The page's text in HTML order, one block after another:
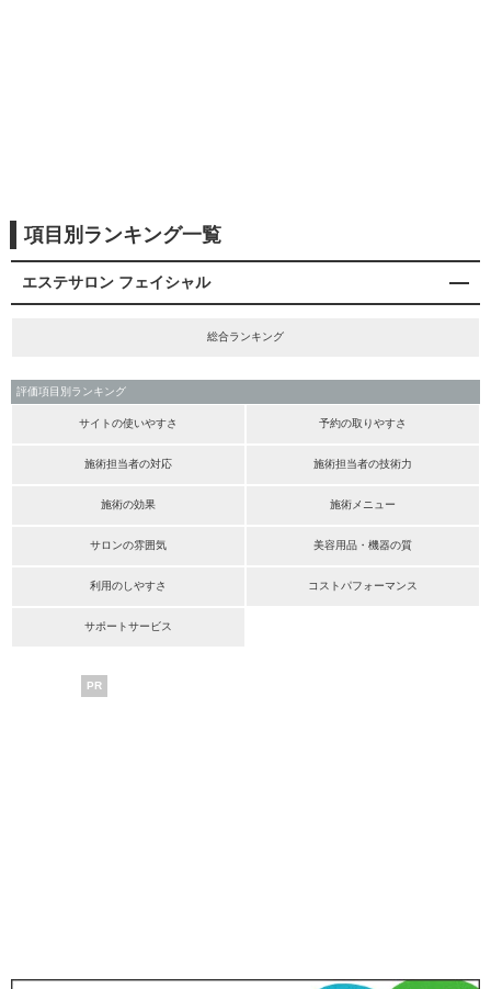
項目別ランキング一覧
エステサロン フェイシャル
総合ランキング
評価項目別ランキング
サイトの使いやすさ 予約の取りやすさ
施術担当者の対応 施術担当者の技術力
施術の効果 施術メニュー
サロンの雰囲気 美容用品・機器の質
利用のしやすさ コストパフォーマンス
サポートサービス
PR